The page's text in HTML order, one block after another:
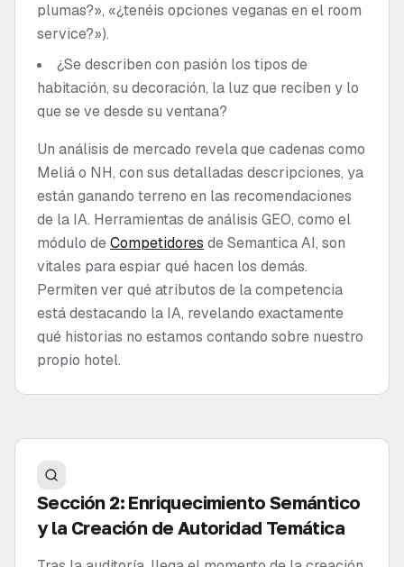
plumas?», «¿tenéis opciones veganas en el room
service?»).
¿Se describen con pasión los tipos de
habitación, su decoración, la luz que reciben y lo
que se ve desde su ventana?
Un análisis de mercado revela que cadenas como
Meliá o NH, con sus detalladas descripciones, ya
están ganando terreno en las recomendaciones
de la IA. Herramientas de análisis GEO, como el
módulo deCompetidores de Semantica AI, son
vitales para espiar qué hacen los demás.
Permiten ver qué atributos de la competencia
está destacando la IA, revelando exactamente
qué historias no estamos contando sobre nuestro
propio hotel.
Sección 2: Enriquecimiento Semántico
y la Creación de Autoridad Temática